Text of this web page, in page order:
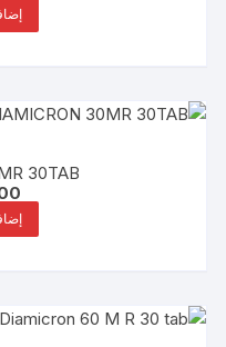
30TAB